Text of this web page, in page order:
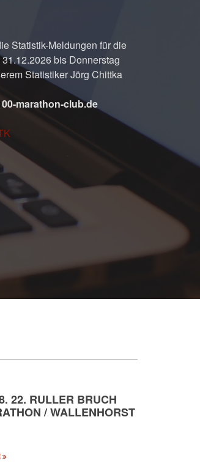
Statistik-Meldungen für die
bis Donnerstag
Statistiker Jörg Chittka
marathon-club.de
22. RULLER BRUCH
/ WALLENHORST